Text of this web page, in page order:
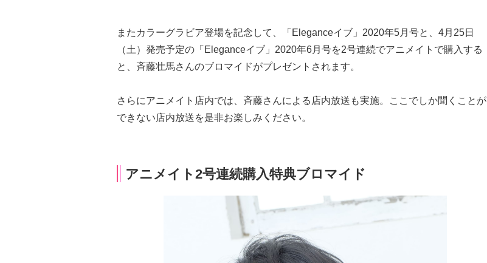
またカラーグラビア登場を記念して、「Eleganceイブ」2020年5月号と、4月25日
（土）発売予定の「Eleganceイブ」2020年6月号を2号連続でアニメイトで購入する
と、斉藤壮馬さんのブロマイドがプレゼントされます。
さらにアニメイト店内では、斉藤さんによる店内放送も実施。ここでしか聞くことが
できない店内放送を是非お楽しみください。
アニメイト2号連続購入特典ブロマイド